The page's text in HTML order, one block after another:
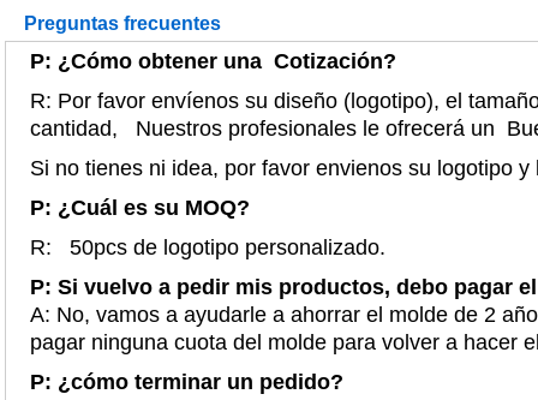
Preguntas frecuentes
P: ¿Cómo obtener una Cotización?
R: Por favor envíenos su diseño (logotipo), el
cantidad, Nuestros profesionales le ofrecerá un
Si no tienes ni idea, por favor envienos su logotipo
P: ¿Cuál es su MOQ?
R: 50pcs de logotipo personalizado.
P: Si vuelvo a pedir mis productos, debo pagar
A: No, vamos a ayudarle a ahorrar el molde de 2
pagar ninguna cuota del molde para volver a hacer
P: ¿cómo terminar un pedido?